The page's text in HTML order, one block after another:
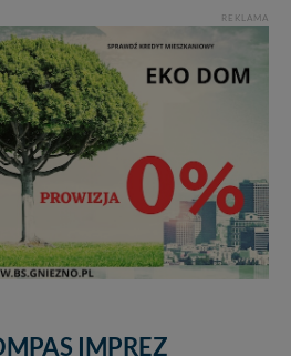
REKLAMA
IMPREZ